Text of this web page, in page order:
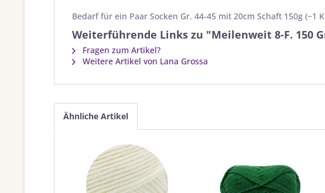
Bedarf für ein Paar Socken Gr. 44-45 mit 20cm Schaft 150g (~1
Weiterführende Links zu "Meilenweit 8-F. 150
Fragen zum Artikel?
Weitere Artikel von Lana Grossa
Ähnliche Artikel